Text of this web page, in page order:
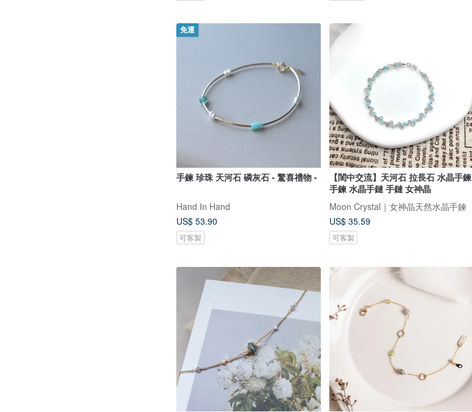
免運
手鍊 珍珠 天河石 磷灰石 - 驚喜禮物 -
Hand In Hand
US$ 53.90
可客製
【閨中交流】天河石 拉長石 水晶手鍊
手鍊 水晶手鏈 手鏈 女神晶
Moon Crystal｜女神晶天然水晶手鍊
US$ 35.59
可客製